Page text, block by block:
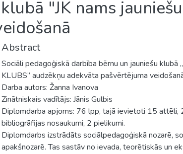
"JK nams
Abstract
Sociāli pedagoģiskā darbība bērnu un jauniešu klubā
KLUBS” audzēkņu adekvāta pašvērtējuma
Darba autors: Žanna Ivanova
Zinātniskais vadītājs: Jānis Gulbis
Diplomdarba apjoms: 76 lpp, tajā ievietoti 15 attēli,
bibliogrāfijas nosaukumi, 2 pielikumi.
Diplomdarbs izstrādāts sociālpedagoģiskā nozarē,
apakšnozarē. Tas sastāv no ievada, teorētiskās un